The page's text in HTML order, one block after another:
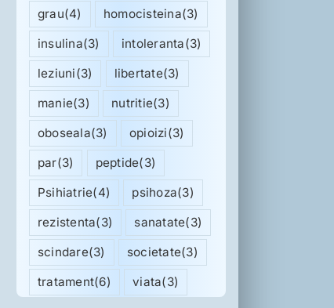
grau(4) homocisteina(3)
insulina(3) intoleranta(3)
leziuni(3) libertate(3)
manie(3) nutritie(3)
oboseala(3) opioizi(3)
par(3) peptide(3)
Psihiatrie(4) psihoza(3)
rezistenta(3) sanatate(3)
scindare(3) societate(3)
tratament(6) viata(3)